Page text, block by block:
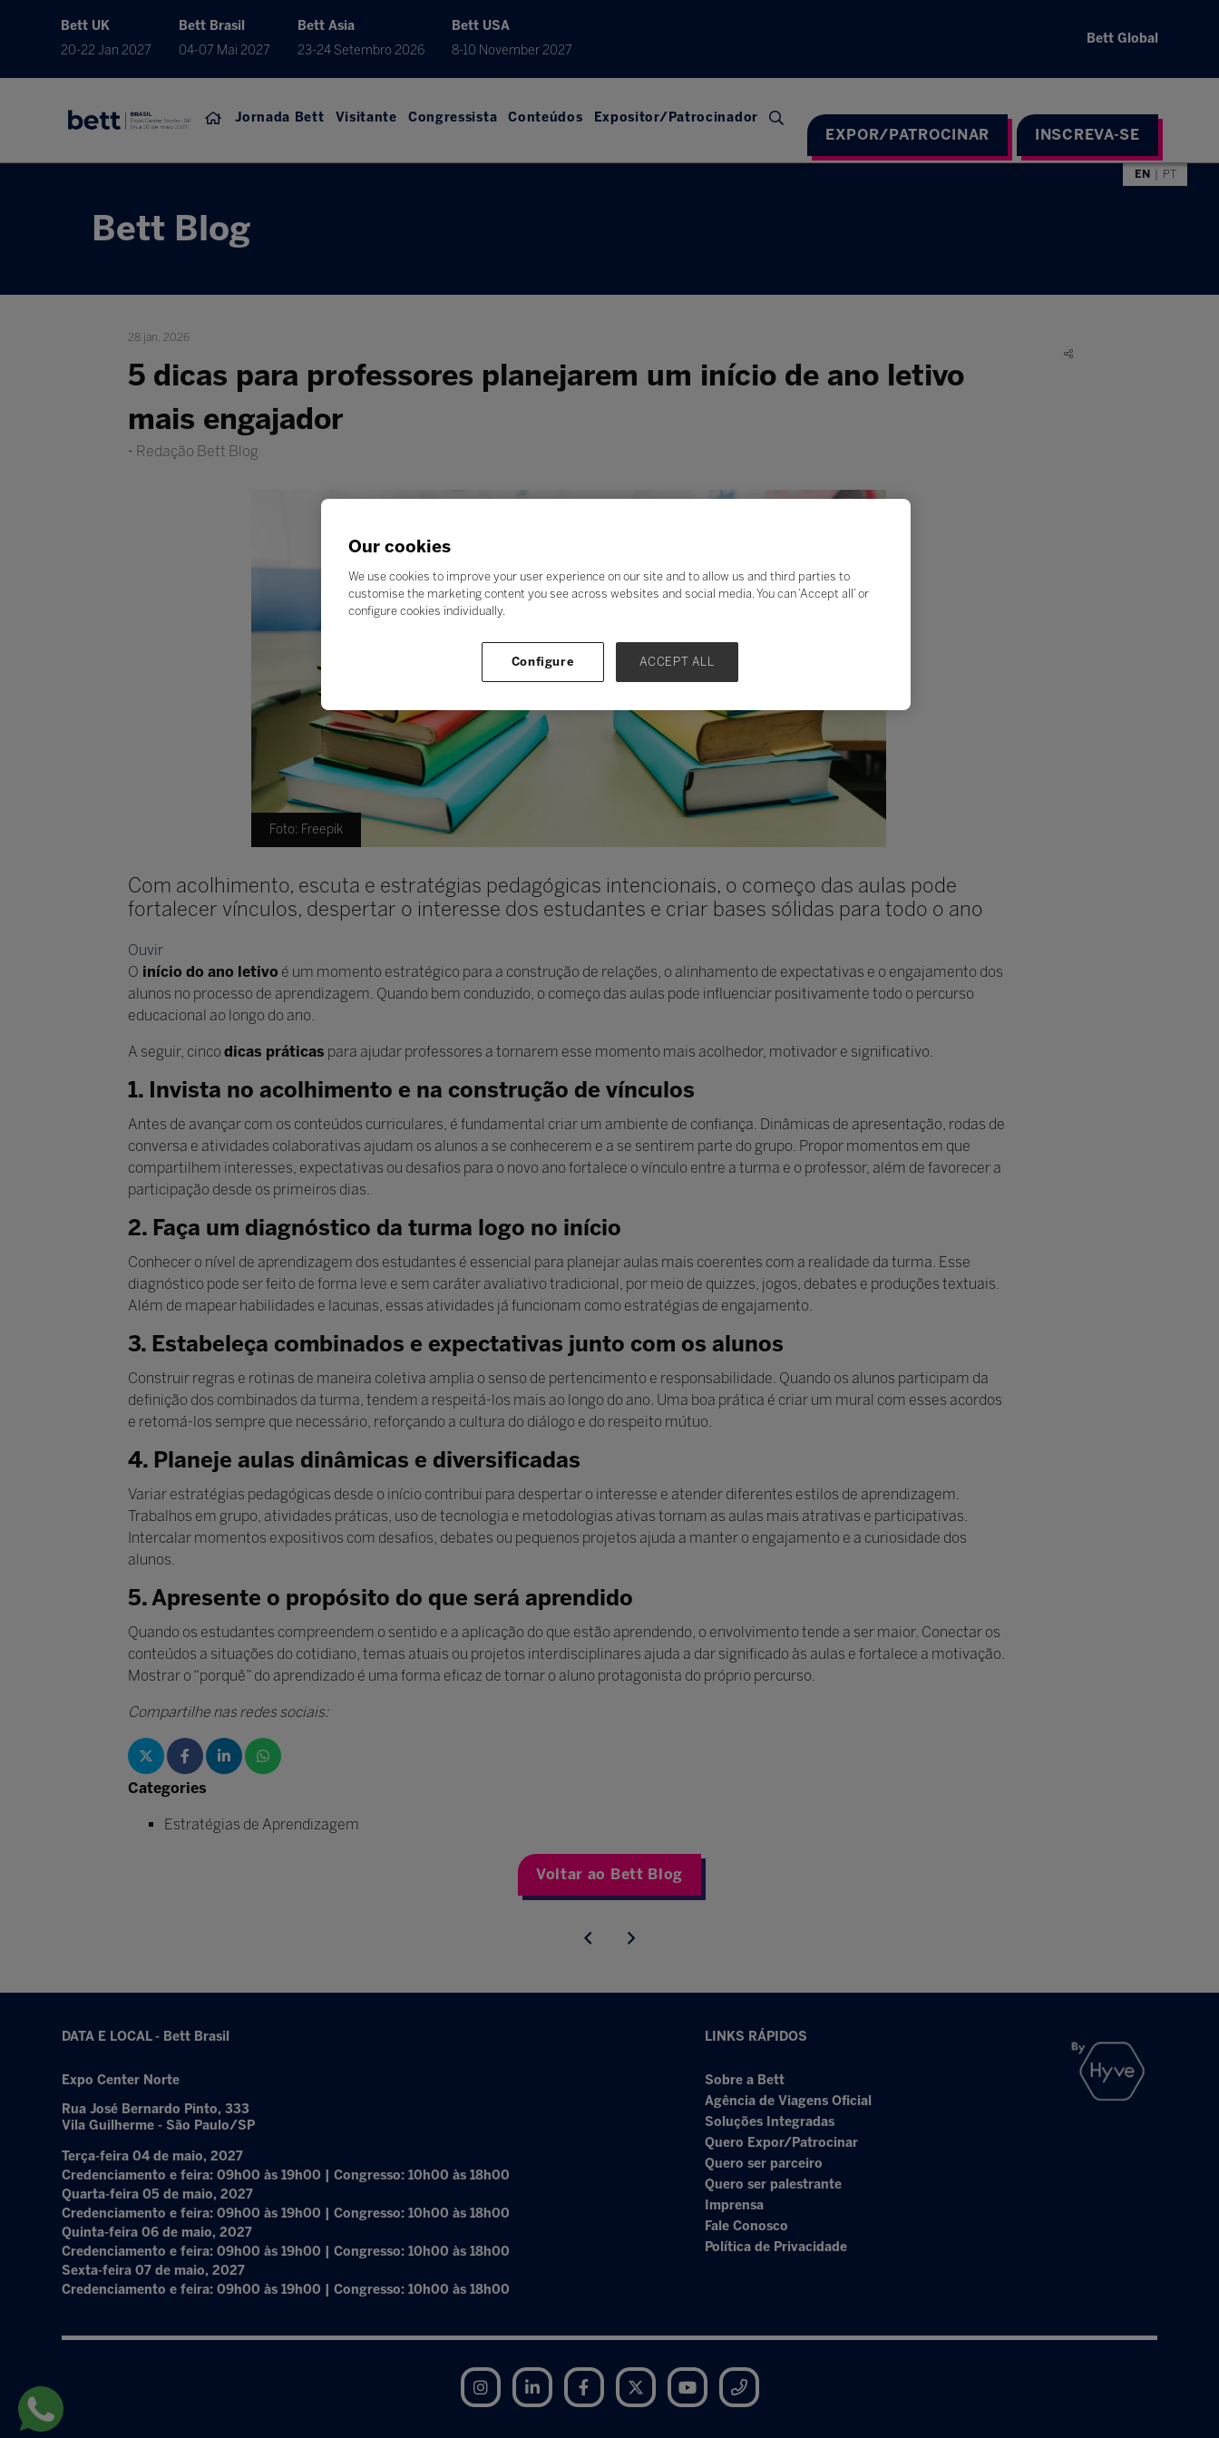
Bett UK
20-22 Jan 2027
Bett Brasil
04-07 Mai 2027
Bett Asia
23-24 Setembro 2026
Bett USA
8-10 November 2027
Bett Global
Jornada Bett Visitante Congressista Conteúdos Expositor/Patrocinador
EXPOR/PATROCINAR INSCREVA-SE
EN PT
Bett Blog
28 jan. 2026
5 dicas para professores planejarem um início de ano letivo
mais engajador
Redação Bett Blog
Foto: Freepik
Com acolhimento, escuta e estratégias pedagógicas intencionais, o começo das aulas pode
fortalecer vínculos, despertar o interesse dos estudantes e criar bases sólidas para todo o ano
Ouvir
O início do ano letivo é um momento estratégico para a construção de relações, o alinhamento de expectativas e o engajamento dos
alunos no processo de aprendizagem. Quando bem conduzido, o começo das aulas pode influenciar positivamente todo o percurso
educacional ao longo do ano.
A seguir, cincodicas práticas para ajudar professores a tornarem esse momento mais acolhedor, motivador e significativo.
1. Invista no acolhimento e na construção de vínculos
Antes de avançar com os conteúdos curriculares, é fundamental criar um ambiente de confiança. Dinâmicas de apresentação, rodas de
conversa e atividades colaborativas ajudam os alunos a se conhecerem e a se sentirem parte do grupo. Propor momentos em que
compartilhem interesses, expectativas ou desafios para o novo ano fortalece o vínculo entre a turma e o professor, além de favorecer a
participação desde os primeiros dias.
2. Faça um diagnóstico da turma logo no início
Conhecer o nível de aprendizagem dos estudantes é essencial para planejar aulas mais coerentes com a realidade da turma. Esse
diagnóstico pode ser feito de forma leve e sem caráter avaliativo tradicional, por meio de quizzes, jogos, debates e produções textuais.
Além de mapear habilidades e lacunas, essas atividades já funcionam como estratégias de engajamento.
3. Estabeleça combinados e expectativas junto com os alunos
Construir regras e rotinas de maneira coletiva amplia o senso de pertencimento e responsabilidade. Quando os alunos participam da
definição dos combinados da turma, tendem a respeitá-los mais ao longo do ano. Uma boa prática é criar um mural com esses acordos
e retomá-los sempre que necessário, reforçando a cultura do diálogo e do respeito mútuo.
4. Planeje aulas dinâmicas e diversificadas
Variar estratégias pedagógicas desde o início contribui para despertar o interesse e atender diferentes estilos de aprendizagem.
Trabalhos em grupo, atividades práticas, uso de tecnologia e metodologias ativas tornam as aulas mais atrativas e participativas.
Intercalar momentos expositivos com desafios, debates ou pequenos projetos ajuda a manter o engajamento e a curiosidade dos
alunos.
5. Apresente o propósito do que será aprendido
Quando os estudantes compreendem o sentido e a aplicação do que estão aprendendo, o envolvimento tende a ser maior. Conectar os
conteúdos a situações do cotidiano, temas atuais ou projetos interdisciplinares ajuda a dar significado às aulas e fortalece a motivação.
Mostrar o “porquê” do aprendizado é uma forma eficaz de tornar o aluno protagonista do próprio percurso.
Compartilhe nas redes sociais:
Categories
Estratégias de Aprendizagem
Voltar ao Bett Blog
DATA E LOCAL - Bett Brasil
Expo Center Norte
Rua José Bernardo Pinto, 333
Vila Guilherme - São Paulo/SP
Terça-feira 04 de maio, 2027
Credenciamento e feira: 09h00 às 19h00 | Congresso: 10h00 às 18h00
Quarta-feira 05 de maio, 2027
Credenciamento e feira: 09h00 às 19h00 | Congresso: 10h00 às 18h00
Quinta-feira 06 de maio, 2027
Credenciamento e feira: 09h00 às 19h00 | Congresso: 10h00 às 18h00
Sexta-feira 07 de maio, 2027
Credenciamento e feira: 09h00 às 19h00 | Congresso: 10h00 às 18h00
LINKS RÁPIDOS
Sobre a Bett
Agência de Viagens Oficial
Soluções Integradas
Quero Expor/Patrocinar
Quero ser parceiro
Quero ser palestrante
Imprensa
Fale Conosco
Política de Privacidade
Instagram LinkedIn Facebook Twitter YouTube
Our cookies
We use cookies to improve your user experience on our site and to allow us and third parties to
customise the marketing content you see across websites and social media. You can ‘Accept all’ or
configure cookies individually.
Configure ACCEPT ALL